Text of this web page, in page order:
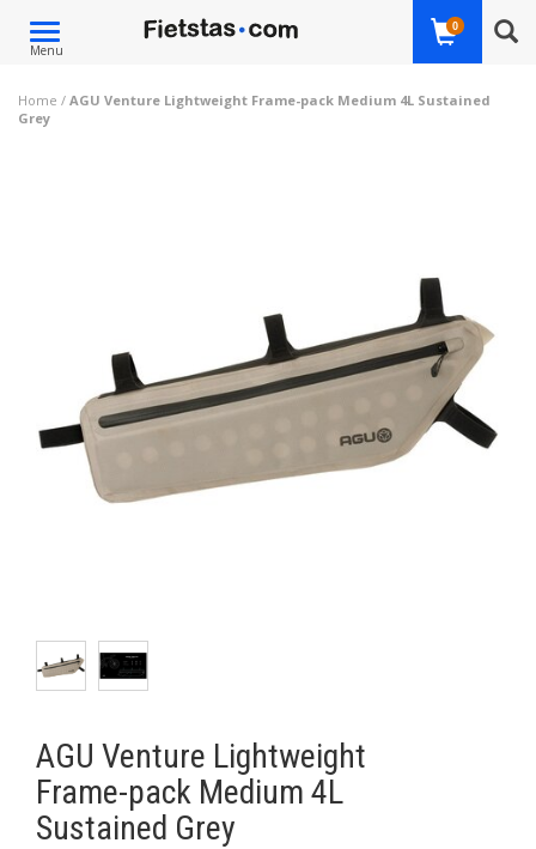
Toggle
navigation
Menu
0
Home / AGU Venture Lightweight Frame-pack Medium 4L Sustained
Grey
AGU Venture Lightweight
Frame-pack Medium 4L
Sustained Grey